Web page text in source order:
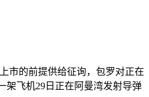
市的前提供给征询，包罗对正在
架飞机29日正在阿曼湾发射导弹